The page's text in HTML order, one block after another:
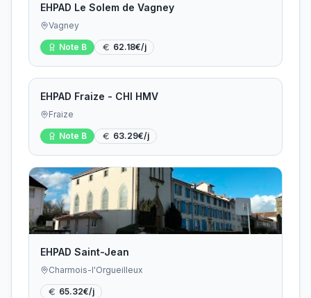
EHPAD Le Solem de Vagney
Vagney
Note B 62.18€/j
EHPAD Fraize - CHI HMV
Fraize
Note B 63.29€/j
EHPAD Saint-Jean
Charmois-l'Orgueilleux
65.32€/j